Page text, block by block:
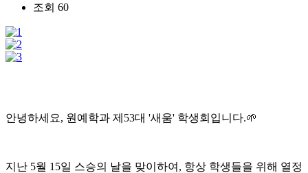
조회 60
안녕하세요, 원예학과 제53대 '새움' 학생회입니다.🌱
지난 5월 15일 스승의 날을 맞이하여, 항상 학생들을 위해 열정